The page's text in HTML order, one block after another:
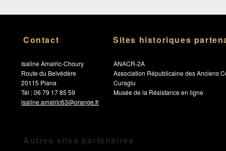
Contact
Isaline Amalric-Choury
Route du Belvédère
20115 Piana
Tél : 06 79 17 85 59
isaline.amalric63@orange.fr
Sites historiques
ANACR-2A
Association Républicaine des Anciens
Curagiu
Musée de la Résistance en ligne
Autres sites partenaires